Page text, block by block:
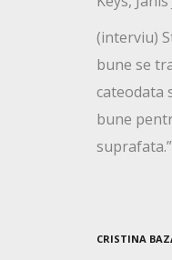
(interviu)
bune se
cateodata
bune
suprafata.”
CRISTINA